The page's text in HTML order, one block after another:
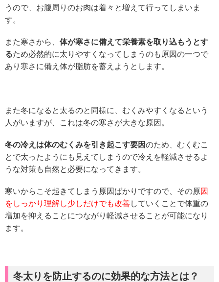
うので、お腹周りのお肉は着々と増えて行ってしまいま
す。
また寒さから、 体が寒さに備えて栄養素を取り込もうとす
るため必然的に太りやすくなってしまうのも原因の一つで
あり寒さに備え体が脂肪を蓄えようとします。
また冬になると太るのと同様に、むくみやすくなるという
人がいますが、これは冬の寒さが大きな原因。
冬の冷えは体のむくみを引き起こす要因のため、むくむこ
とで太ったようにも見えてしまうので冷えを軽減させるよ
うな対策も自然と必要になってきます。
寒いからこそ起きてしまう原因ばかりですので、その原因
をしっかり理解し少しだけでも改善していくことで体重の
増加を抑えることにつながり軽減させることが可能になり
ます。
冬太りを防止するのに効果的な方法とは？